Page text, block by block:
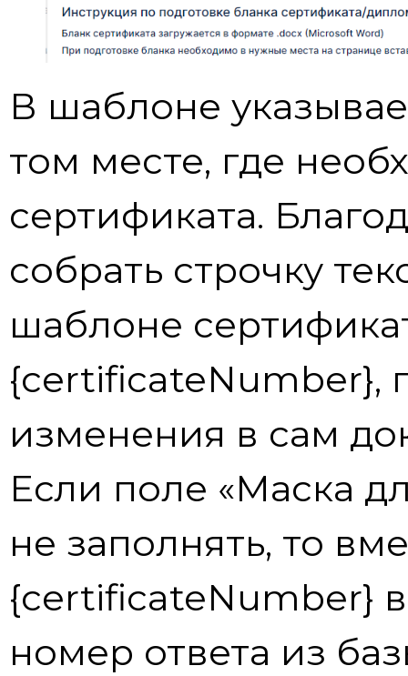
В шаблоне
том месте, где
сертификата.
собрать строчку
шаблоне
{certificateNumber},
изменения в сам
Если поле «Маска
не заполнять, то
{certificateNumber}
номер ответа из